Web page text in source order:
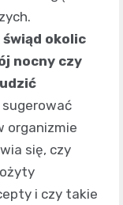
okolic
nocny czy
sugerować
organizmie
się, czy
i czy takie